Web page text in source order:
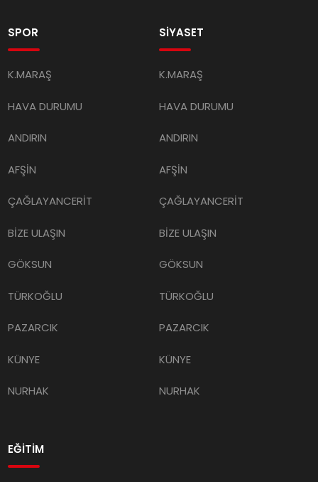
SPOR
K.MARAŞ
HAVA DURUMU
ANDIRIN
AFŞİN
ÇAĞLAYANCERİT
BİZE ULAŞIN
GÖKSUN
TÜRKOĞLU
PAZARCIK
KÜNYE
NURHAK
SİYASET
K.MARAŞ
HAVA DURUMU
ANDIRIN
AFŞİN
ÇAĞLAYANCERİT
BİZE ULAŞIN
GÖKSUN
TÜRKOĞLU
PAZARCIK
KÜNYE
NURHAK
EĞİTİM